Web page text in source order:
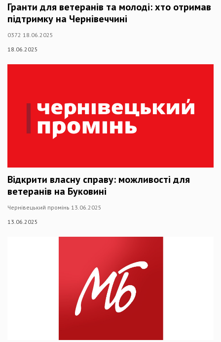
Гранти для ветеранів та молоді: хто отримав
підтримку на Чернівеччині
0372 18.06.2025
18.06.2025
Відкрити власну справу: можливості для
ветеранів на Буковині
Чернівецький промінь 13.06.2025
13.06.2025